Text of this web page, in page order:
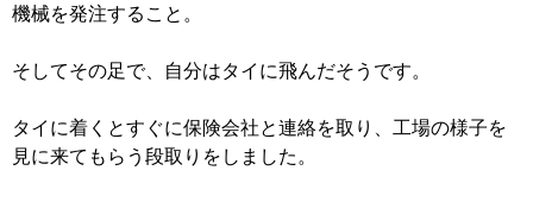
機械を発注すること。
そしてその足で、自分はタイに飛んだそうです。
タイに着くとすぐに保険会社と連絡を取り、工場の様子を
見に来てもらう段取りをしました。